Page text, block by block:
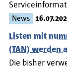
News
Listen mit
(TAN) werden
Die bisher